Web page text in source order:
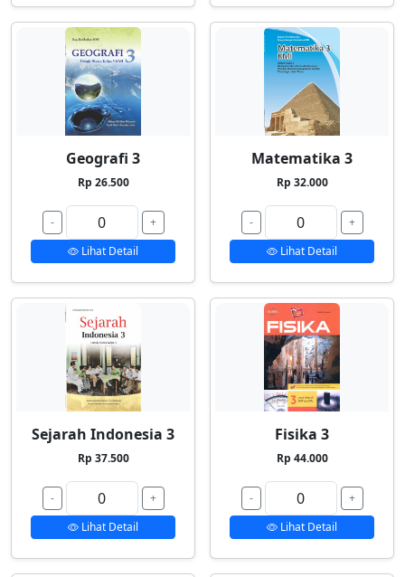
Geografi 3
Rp 26.500
-
+
Lihat Detail
Matematika 3
Rp 32.000
-
+
Lihat Detail
Sejarah Indonesia 3
Rp 37.500
-
+
Lihat Detail
Fisika 3
Rp 44.000
-
+
Lihat Detail